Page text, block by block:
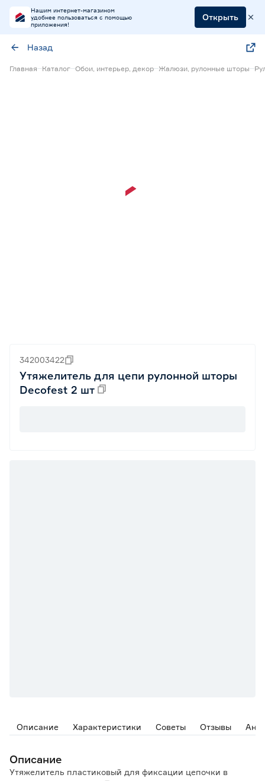
Нашим интернет-магазином
удобнее пользоваться с помощью
приложения!
Открыть
Назад
Главная Каталог Обои, интерьер, декор Жалюзи, рулонные шторы
342003422
Утяжелитель для цепи рулонной шторы
Decofest 2 шт
Описание Характеристики Советы Отзывы
Описание
Утяжелитель пластиковый для фиксации цепочки в